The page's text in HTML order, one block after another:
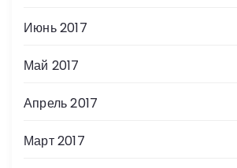
Июнь 2017
Май 2017
Апрель 2017
Март 2017